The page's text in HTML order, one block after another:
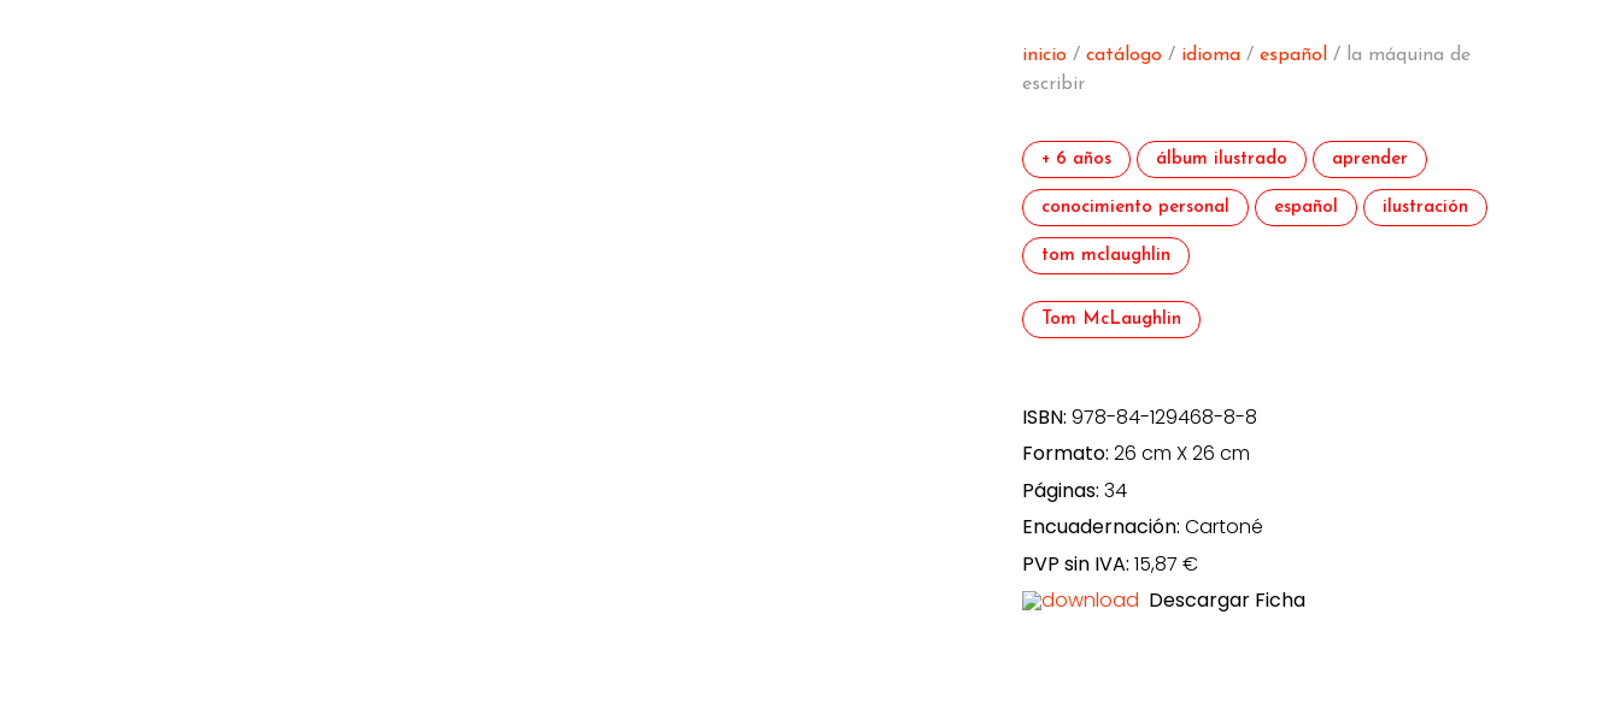
inicio /catálogo / idioma /español / la máquina de
escribir
+ 6 años álbum ilustrado aprender
conocimiento personal español ilustración
tom mclaughlin
Tom McLaughlin
ISBN:978-84-129468-8-8
Formato:26 cm X 26 cm
Páginas:34
Encuadernación:Cartoné
PVP sin IVA:15,87 €
Descargar Ficha